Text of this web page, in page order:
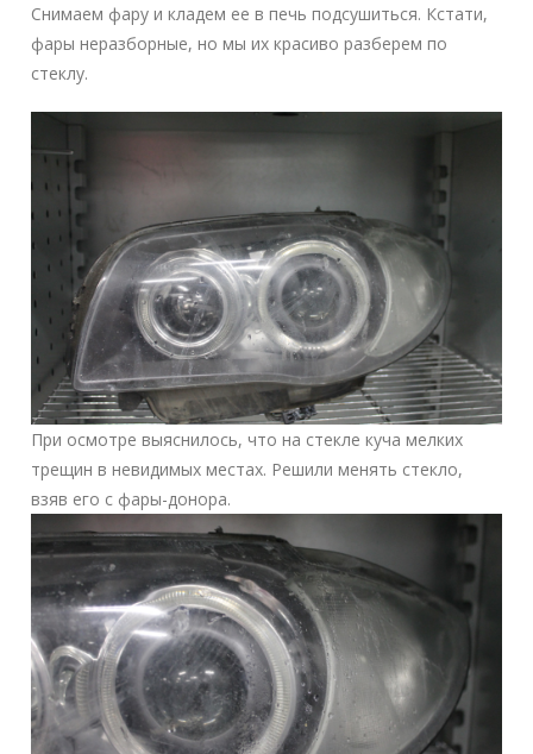
Снимаем фару и кладем ее в печь подсушиться. Кстати,
фары неразборные, но мы их красиво разберем по
стеклу.
При осмотре выяснилось, что на стекле куча мелких
трещин в невидимых местах. Решили менять стекло,
взяв его с фары-донора.